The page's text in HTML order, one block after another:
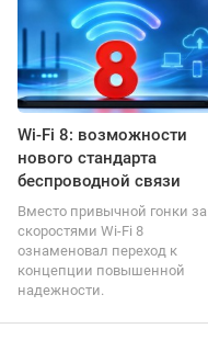
Wi-Fi 8: возможности
нового стандарта
беспроводной связи
Вместо привычной гонки за
скоростями Wi-Fi 8
ознаменовал переход к
концепции повышенной
надежности.